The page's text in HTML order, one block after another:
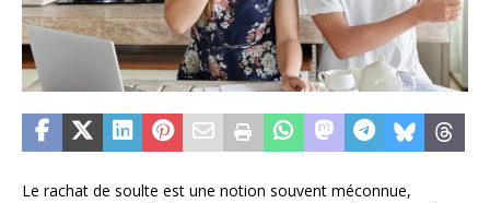
Le rachat de soulte est une notion souvent méconnue,